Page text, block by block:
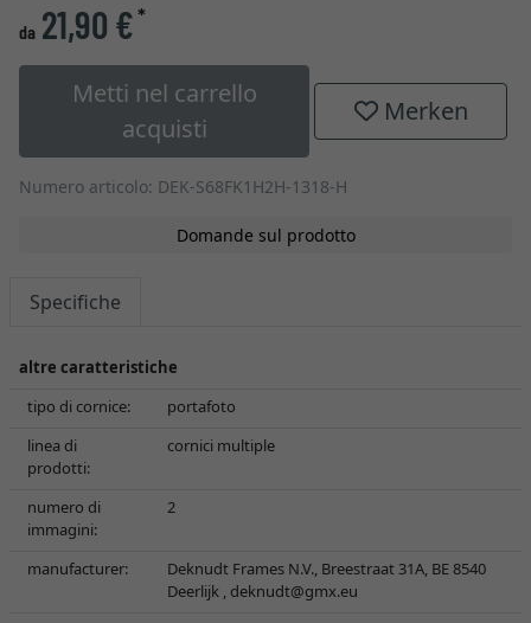
da 21,90 €*
Metti nel carrello
acquisti
Merken
Numero articolo: DEK-S68FK1H2H-1318-H
Domande sul prodotto
Specifiche
altre caratteristiche
tipo di cornice:
portafoto
linea di
prodotti:
cornici multiple
numero di
immagini:
2
manufacturer:
Deknudt Frames N.V., Breestraat 31A, BE 8540
Deerlijk , deknudt@gmx.eu